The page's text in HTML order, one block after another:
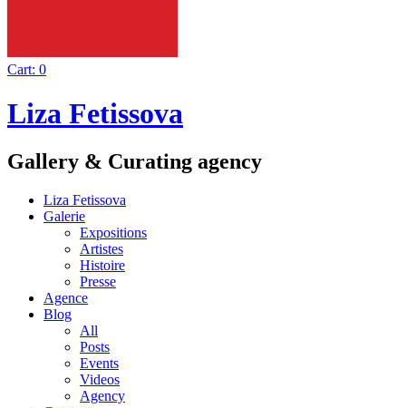
Cart: 0
Liza Fetissova
Gallery & Curating agency
Liza Fetissova
Galerie
Expositions
Artistes
Histoire
Presse
Agence
Blog
All
Posts
Events
Videos
Agency